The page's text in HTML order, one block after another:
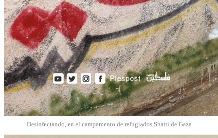
Desinfectando, en el campamento de refugiados Shatti de Gaza